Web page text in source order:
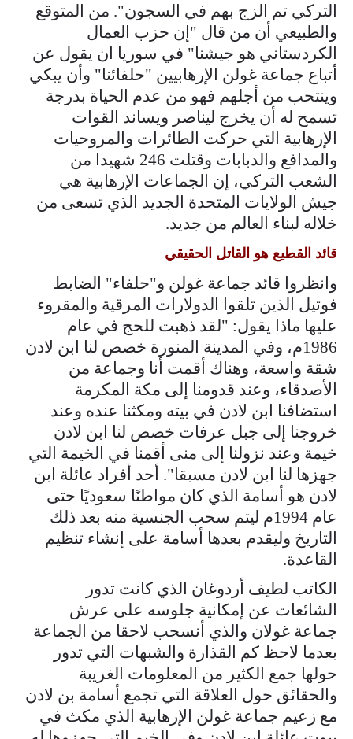
التركي تم الزج بهم في السجون". من المتوقع
والطبيعي أن من قال "إن حزب العمال
الكردستاني هو جيشنا" في سوريا ان يقول عن
أتباع جماعة غولن الإرهابيين "حلفائنا" وأن يبكي
وينتحب من أجلهم فهو من عدم الحياة بدرجة
تسمح له أن يخرج ليناصر ويساند القوات
الإرهابية التي حركت الطائرات والمروحيات
والمدافع والدبابات وقتلت 246 شهيدا من
الشعب التركي، إن الجماعات الإرهابية هي
جيش الولايات المتحدة الجديد الذي تسعى من
خلاله لبناء العالم من جديد.
قائد القطيع هو القاتل الحقيقي
وانظروا قائد جماعة غولن و"حلفاء" الضابط
فوتيل الذين تلقوا الدولارات المرقية والمقروء
عليها ماذا يقول: "لقد ذهبت للحج في عام
1986م، وفي المدينة المنورة خصص لنا ابن لادن
شقة واسعة، وهناك أقمت أنا وجماعة من
الأصدقاء، وعند قدومنا إلى مكة المكرمة
استضافنا ابن لادن في بيته ومكثنا عنده وعند
خروجنا إلى جبل عرفات خصص لنا ابن لادن
خيمة وعند نزولنا إلى منى أقمنا في الخيمة التي
جهزها لنا ابن لادن مسبقا". أحد أفراد عائلة ابن
لادن هو أسامة الذي كان مواطنًا سعوديًا حتى
عام 1994م ليتم سحب الجنسية منه بعد ذلك
التاريخ وليقدم بعدها أسامة على إنشاء تنظيم
القاعدة.
الكاتب لطيف أردوغان الذي كانت تدور
الشائعات عن إمكانية جلوسه على عرش
جماعة غولان والذي أنسحب لاحقا من الجماعة
بعدما لاحظ كم القذارة والشبهات التي تدور
حولها جمع الكثير من المعلومات الغريبة
والحقائق حول العلاقة التي تجمع أسامة بن لادن
مع زعيم جماعة غولن الإرهابية الذي مكث في